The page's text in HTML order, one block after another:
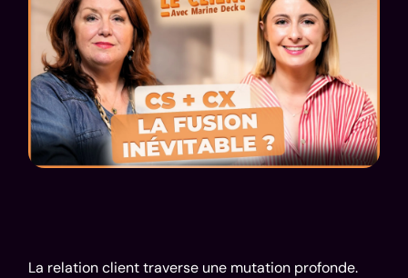
La relation client traverse une mutation profonde.